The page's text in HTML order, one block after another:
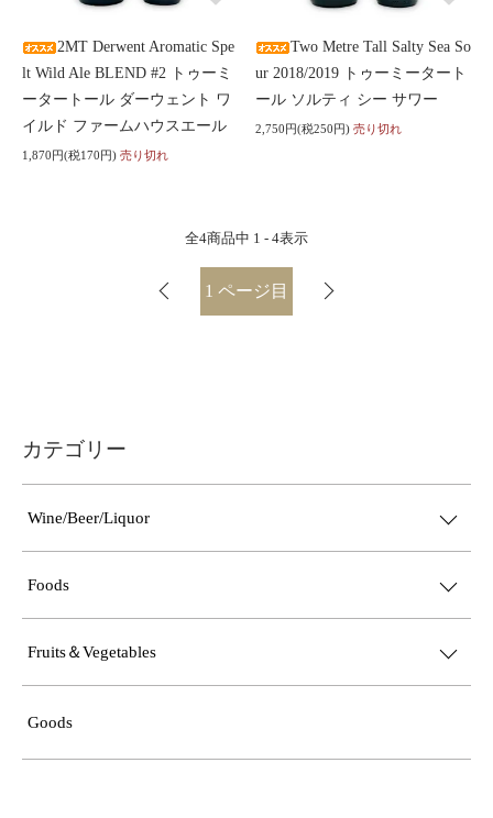
2MT Derwent Aromatic Spe
lt Wild Ale BLEND #2 トゥーミ
ータートール ダーウェント ワ
イルド ファームハウスエール
1,870円(税170円) 売り切れ
Two Metre Tall Salty Sea So
ur 2018/2019 トゥーミータート
ール ソルティ シー サワー
2,750円(税250円) 売り切れ
全4商品中 1 - 4表示
1 ページ目
カテゴリー
Wine/Beer/Liquor
Foods
Fruits＆Vegetables
Goods